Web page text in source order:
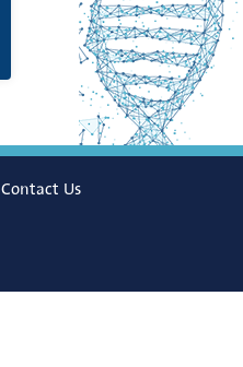
Contact Us